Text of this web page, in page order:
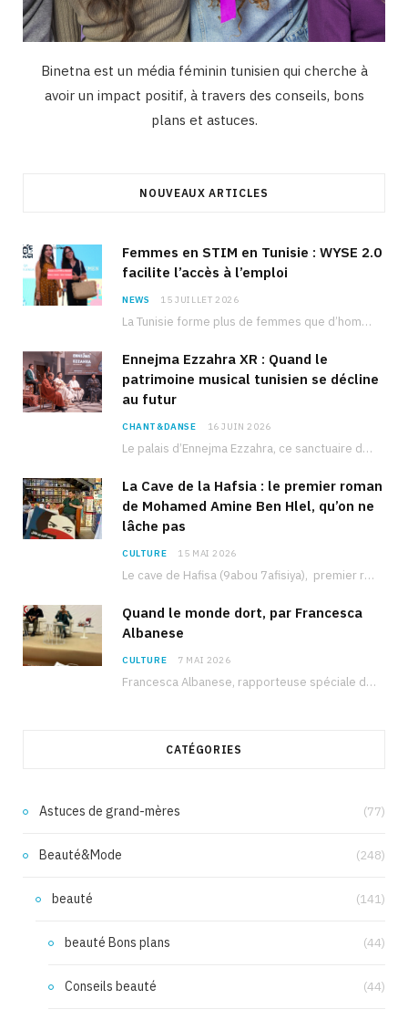
Binetna est un média féminin tunisien qui cherche à
avoir un impact positif, à travers des conseils, bons
plans et astuces.
NOUVEAUX ARTICLES
Femmes en STIM en Tunisie : WYSE 2.0
facilite l’accès à l’emploi
NEWS 15 JUILLET 2026
La Tunisie forme plus de femmes que d’hommes dans les filières scientifiques. Pourtant, pour beaucoup…
Ennejma Ezzahra XR : Quand le
patrimoine musical tunisien se décline
au futur
CHANT&DANSE 16 JUIN 2026
Le palais d’Ennejma Ezzahra, ce sanctuaire de la musique tunisienne et méditerranéenne construit par le…
La Cave de la Hafsia : le premier roman
de Mohamed Amine Ben Hlel, qu’on ne
lâche pas
CULTURE 15 MAI 2026
Le cave de Hafisa (9abou 7afisiya), premier roman du journaliste tunisien Mohamed Amine Ben Hlel,…
Quand le monde dort, par Francesca
Albanese
CULTURE 7 MAI 2026
Francesca Albanese, rapporteuse spéciale de l’ONU sur les territoires palestiniens occupés, était à Tunis pour…
CATÉGORIES
Astuces de grand-mères (77)
Beauté&Mode (248)
beauté (141)
beauté Bons plans (44)
Conseils beauté (44)